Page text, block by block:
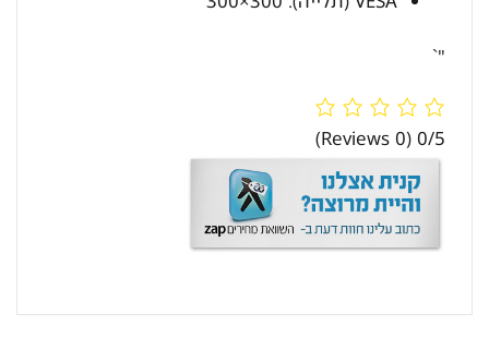
"`
0/5
(0 Reviews)